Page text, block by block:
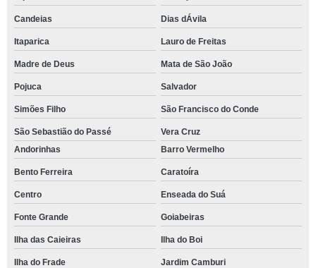
Candeias Dias dÁvila
Itaparica Lauro de Freitas
Madre de Deus Mata de São João
Pojuca Salvador
Simões Filho São Francisco do Conde
São Sebastião do Passé
Vera Cruz
Andorinhas
Barro Vermelho
Bento Ferreira Caratoíra
Centro Enseada do Suá
Fonte Grande Goiabeiras
Ilha das Caieiras Ilha do Boi
Ilha do Frade Jardim Camburi